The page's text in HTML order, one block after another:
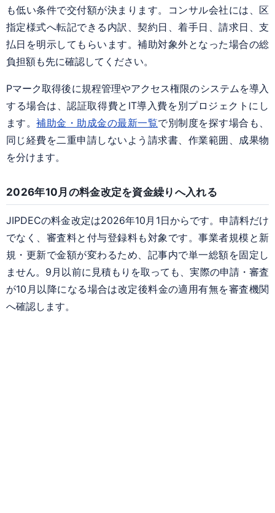
も低い条件で交付額が決まります。コンサル会社には、区
指定様式へ転記できる内訳、契約日、着手日、請求日、支
払日を明示してもらいます。補助対象外となった場合の総
負担額も先に確認してください。
Pマーク取得後に規程管理やアクセス権限のシステムを導入
する場合は、認証取得費とIT導入費を別プロジェクトにし
ます。補助金・助成金の最新一覧で別制度を探す場合も、
同じ経費を二重申請しないよう請求書、作業範囲、成果物
を分けます。
2026年10月の料金改定を資金繰りへ入れる
JIPDECの料金改定は2026年10月1日からです。申請料だけ
でなく、審査料と付与登録料も対象です。事業者規模と新
規・更新で金額が変わるため、記事内で単一総額を固定し
ません。9月以前に見積もりを取っても、実際の申請・審査
が10月以降になる場合は改定後料金の適用有無を審査機関
へ確認します。